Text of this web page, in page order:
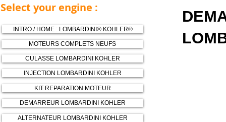
INJECTION LOMBARDINI KOHLER
DEMARREUR LOMBARDINI KOHLER
ALTERNATEUR LOMBARDINI KOHLER
MOTEURS COMPLETS NEUFS
INTRO / HOME : LOMBARDINI® KOHLER®
CULASSE LOMBARDINI KOHLER
KIT REPARATION MOTEUR
Select your engine :